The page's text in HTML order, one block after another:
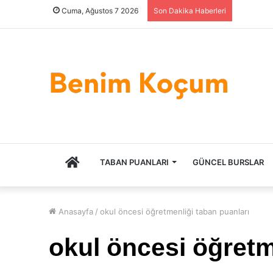
Cuma, Ağustos 7 2026 Son Dakika Haberleri
ANASAYFATABAN PUANLARI GÜNCEL BURSLAR
Anasayfa / okul öncesi öğretmenliği taban puanları
okul öncesi